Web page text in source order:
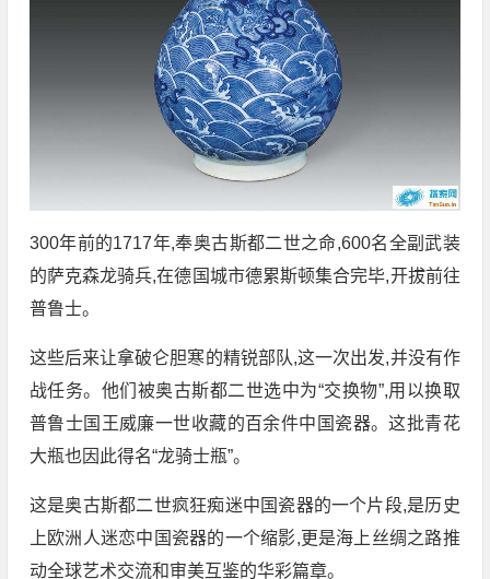
300年前的1717年,奉奥古斯都二世之命,600名全副武装
的萨克森龙骑兵,在德国城市德累斯顿集合完毕,开拔前往
普鲁士。
这些后来让拿破仑胆寒的精锐部队,这一次出发,并没有作
战任务。他们被奥古斯都二世选中为“交换物”,用以换取
普鲁士国王威廉一世收藏的百余件中国瓷器。这批青花
大瓶也因此得名“龙骑士瓶”。
这是奥古斯都二世疯狂痴迷中国瓷器的一个片段,是历史
上欧洲人迷恋中国瓷器的一个缩影,更是海上丝绸之路推
动全球艺术交流和审美互鉴的华彩篇章。